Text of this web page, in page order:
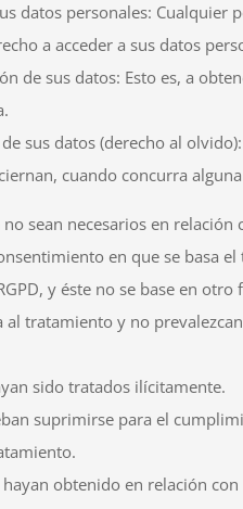
datos personales: Cualquier
a acceder a sus datos
de sus datos: Esto es, a
sus datos (derecho al
cuando concurra
sean necesarios en
en que se basa
y éste no se base en
al tratamiento y no
sido tratados ilícitamente.
suprimirse para el
obtenido en relación